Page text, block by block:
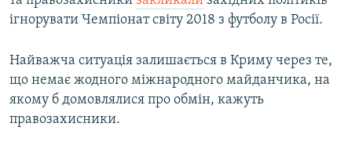
ігнорувати Чемпіонат світу 2018 з футболу в Росії.
Найважча ситуація залишається в Криму через те,
що немає жодного міжнародного майданчика, на
якому б домовлялися про обмін, кажуть
правозахисники.